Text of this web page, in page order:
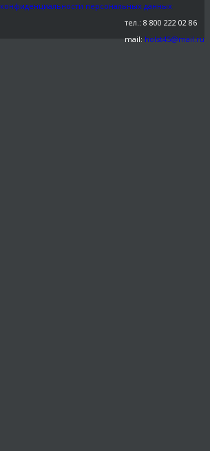
конфиденциальности персональных данных
тел.: 8 800 222 02 86
mail: holst45@mail.ru